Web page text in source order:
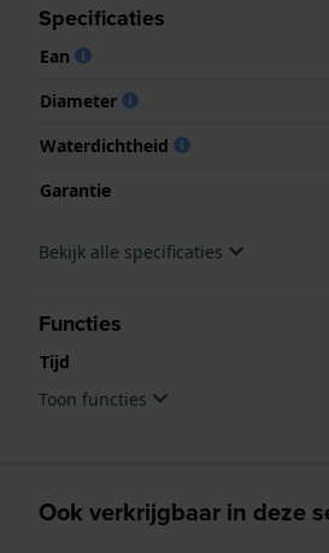
Specificaties
Ean
Diameter
Waterdichtheid
Garantie
Bekijk alle specificaties
Functies
Tijd
Toon functies
Ook verkrijgbaar in deze